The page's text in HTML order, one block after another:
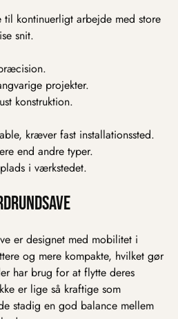
til kontinuerligt arbejde med store
snit.
projekter.
konstruktion.
kræver fast installationssted.
end andre typer.
i værkstedet.
er designet med mobilitet i
og mere kompakte, hvilket gør
har brug for at flytte deres
er lige så kraftige som
stadig en god balance mellem